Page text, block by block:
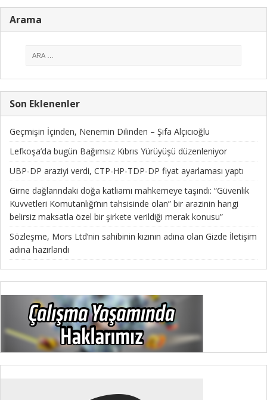
Arama
Son Eklenenler
Geçmişin İçinden, Nenemin Dilinden – Şifa Alçıcıoğlu
Lefkoşa’da bugün Bağımsız Kıbrıs Yürüyüşü düzenleniyor
UBP-DP araziyi verdi, CTP-HP-TDP-DP fiyat ayarlaması yaptı
Girne dağlarındaki doğa katliamı mahkemeye taşındı: “Güvenlik
Kuvvetleri Komutanlığı’nın tahsisinde olan” bir arazinin hangi
belirsiz maksatla özel bir şirkete verildiği merak konusu”
Sözleşme, Mors Ltd’nin sahibinin kızının adına olan Gizde İletişim
adına hazırlandı